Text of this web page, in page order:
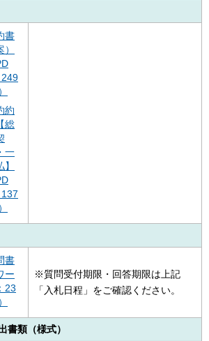
書
）
約
総
一
書
ー
23
※質問受付期限・回答期限は上記
「入札日程」をご確認ください。
書類（様式）